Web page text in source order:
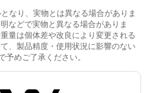
なり、実物とは異なる場合がありま
などで実物と異なる場合がありま
量は個体差や改良により変更される
、製品精度・使用状況に影響のない
予めご了承ください。